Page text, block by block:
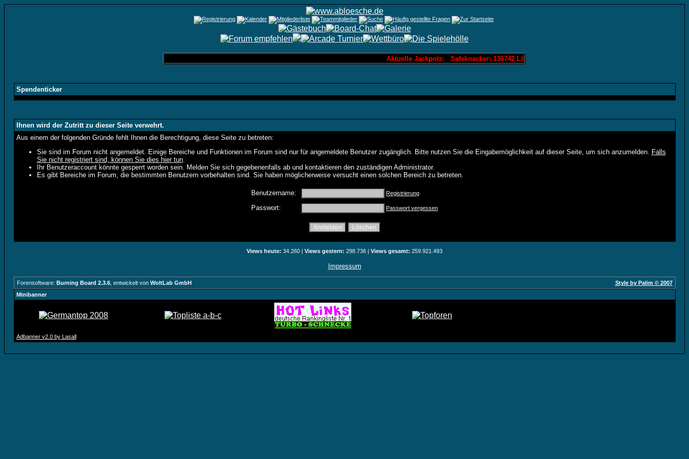
Aktuelle Jackpots: Safeknacker: 136742 Löschis Zahlenraten: 0 Löschis Bandit: 60963
Spendenticker
Ihnen wird der Zutritt zu dieser Seite verwehrt.
Aus einem der folgenden Gründe fehlt Ihnen die Berechtigung, diese Seite zu betreten:
Sie sind im Forum nicht angemeldet. Einige Bereiche und Funktionen im Forum sind nur für angemeldete Benutzer zugänglich. Bitte nutzen Sie die Eingabemöglichkeit auf dieser Seite, um sich anzumelden. Falls
Sie nicht registriert sind, können Sie dies hier tun.
Ihr Benutzeraccount könnte gesperrt worden sein. Melden Sie sich gegebenenfalls ab und kontaktieren den zuständigen Administrator.
Es gibt Bereiche im Forum, die bestimmten Benutzern vorbehalten sind. Sie haben möglicherweise versucht einen solchen Bereich zu betreten.
Benutzername: Registrierung
Passwort: Passwort vergessen
Views heute: 34.260 | Views gestern: 298.736 | Views gesamt: 259.921.493
Impressum
Forensoftware: Burning Board 2.3.6, entwickelt von WoltLab GmbH
Style by Palim © 2007
Minibanner
Adbanner v2.0 by Lasall